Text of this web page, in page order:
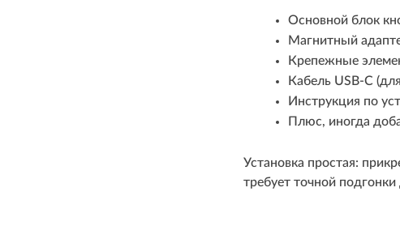
Основной блок
Магнитный
Крепежные
Кабель USB-C
Инструкция по
Плюс, иногда
Установка простая:
требует точной